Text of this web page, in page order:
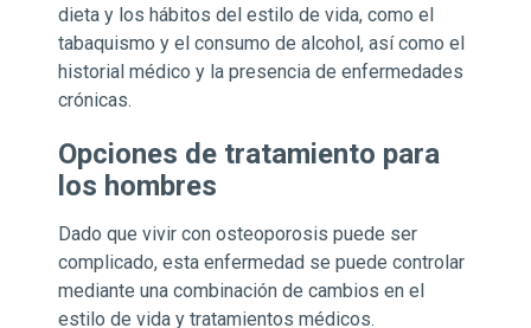
dieta y los hábitos del estilo de vida, como el
tabaquismo y el consumo de alcohol, así como el
historial médico y la presencia de enfermedades
crónicas.
Opciones de tratamiento para
los hombres
Dado que vivir con osteoporosis puede ser
complicado, esta enfermedad se puede controlar
mediante una combinación de cambios en el
estilo de vida y tratamientos médicos.